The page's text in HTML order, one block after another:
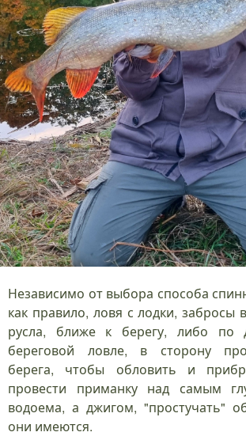
Независимо от выбора способа
как правило, ловя с лодки, забросы
русла, ближе к берегу, либо по
береговой ловле, в сторону
берега, чтобы обловить и
провести приманку над самым
водоема, а джигом, "простучать"
они имеются.